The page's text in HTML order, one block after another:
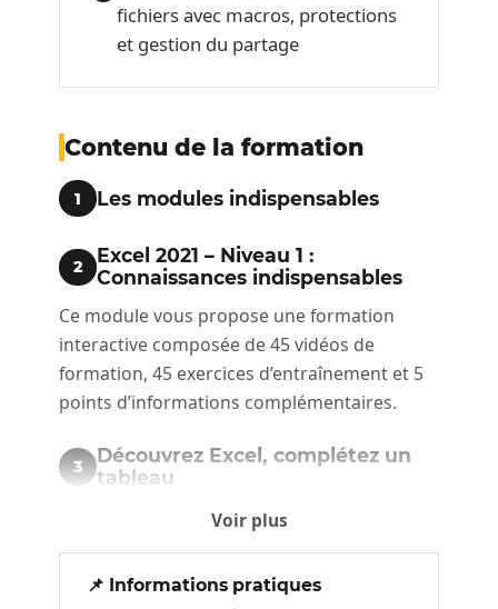
fichiers avec macros, protections
et gestion du partage
Contenu de la formation
1 Les modules indispensables
2
Excel 2021 – Niveau 1 :
Connaissances indispensables
Ce module vous propose une formation
interactive composée de 45 vidéos de
formation, 45 exercices d’entraînement et 5
points d’informations complémentaires.
3
Découvrez Excel, complétez un
tableau
À savoir : La découverte du tableur
Ouverture d’un classeur
Généralités sur l’environnement
Voir plus
📌 Informations pratiques